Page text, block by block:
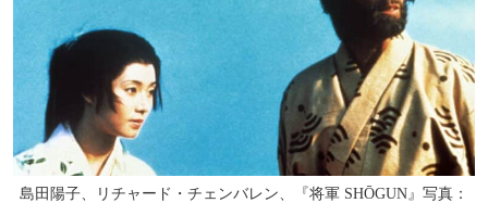
島田陽子、リチャード・チェンバレン、『将軍 SHŌGUN』写真：